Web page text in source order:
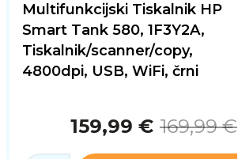
Multifunkcijski Tiskalnik HP
Smart Tank 580, 1F3Y2A,
Tiskalnik/scanner/copy,
4800dpi, USB, WiFi, črni
159,99 € 169,99 €